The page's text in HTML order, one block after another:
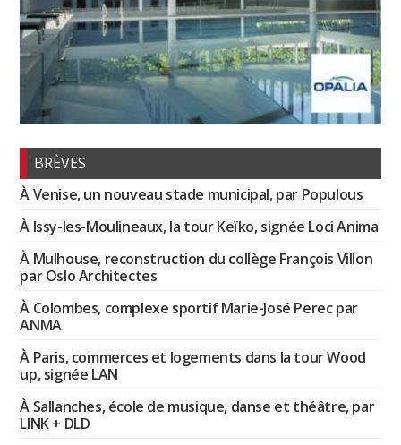
BRÈVES
À Venise, un nouveau stade municipal, par Populous
À Issy-les-Moulineaux, la tour Keïko, signée Loci Anima
À Mulhouse, reconstruction du collège François Villon
par Oslo Architectes
À Colombes, complexe sportif Marie-José Perec par
ANMA
À Paris, commerces et logements dans la tour Wood
up, signée LAN
À Sallanches, école de musique, danse et théâtre, par
LINK + DLD